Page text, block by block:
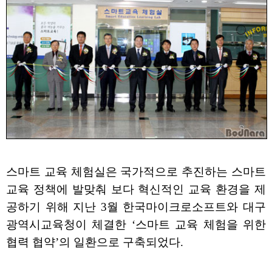
스마트 교육 체험실은 국가적으로 추진하는 스마트
교육 정책에 발맞춰 보다 혁신적인 교육 환경을 제
공하기 위해 지난 3월 한국마이크로소프트와 대구
광역시교육청이 체결한 ‘스마트 교육 체험을 위한
협력 협약’의 일환으로 구축되었다.